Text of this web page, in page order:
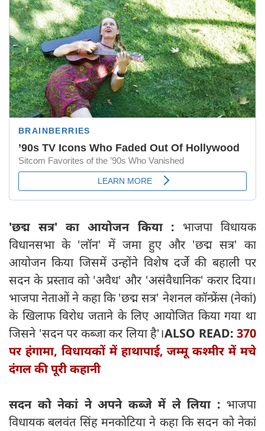
'छद्म सत्र' का आयोजन किया : भाजपा विधायक
विधानसभा के 'लॉन' में जमा हुए और 'छद्म सत्र' का
आयोजन किया जिसमें उन्होंने विशेष दर्जे की बहाली पर
सदन के प्रस्ताव को 'अवैध' और 'असंवैधानिक' करार दिया।
भाजपा नेताओं ने कहा कि 'छद्म सत्र' नेशनल कॉन्फ्रेंस (नेकां)
के खिलाफ विरोध जताने के लिए आयोजित किया गया था
जिसने 'सदन पर कब्जा कर लिया है'।ALSO READ: 370
पर हंगामा, विधायकों में हाथापाई, जम्मू कश्मीर में मचे
दंगल की पूरी कहानी
सदन को नेकां ने अपने कब्जे में ले लिया : भाजपा
विधायक बलवंत सिंह मनकोटिया ने कहा कि सदन को नेकां